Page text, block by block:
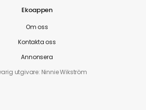
Ekoappen
Om oss
Kontakta oss
Annonsera
utgivare: Ninnie Wikström